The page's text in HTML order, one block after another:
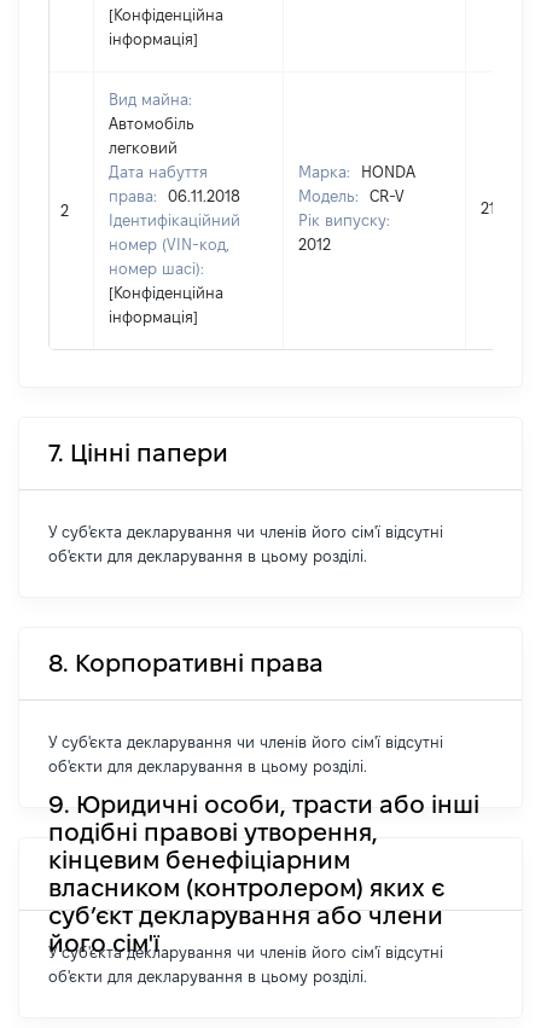
[Конфіденційна
інформація]
2
Вид майна:
Автомобіль
легковий
Дата набуття
права:
06.11.2018
Ідентифікаційний
номер (VIN-код,
номер шасі):
[Конфіденційна
інформація]
Марка:
HONDA
Модель:
CR-V
Рік випуску:
2012
212630
7. Цінні папери
У суб'єкта декларування чи членів його сім'ї відсутні
об'єкти для декларування в цьому розділі.
8. Корпоративні права
У суб'єкта декларування чи членів його сім'ї відсутні
об'єкти для декларування в цьому розділі.
9. Юридичні особи, трасти або інші
подібні правові утворення,
кінцевим бенефіціарним
власником (контролером) яких є
суб’єкт декларування або члени
його сім'ї
У суб'єкта декларування чи членів його сім'ї відсутні
об'єкти для декларування в цьому розділі.